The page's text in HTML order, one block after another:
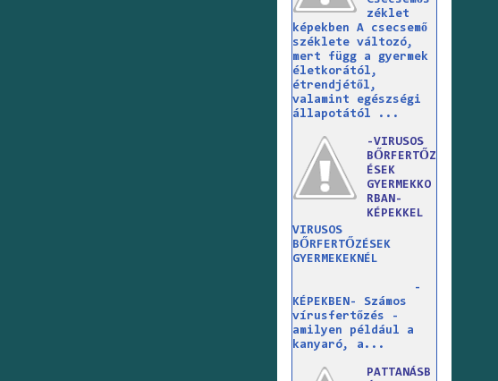
zéklet
képekben A csecsemő
széklete változó,
mert függ a gyermek
életkorától,
étrendjétől,
valamint egészségi
állapotától ...
-VIRUSOS
BŐRFERTŐZ
ÉSEK
GYERMEKKO
RBAN-
KÉPEKKEL
VIRUSOS
BŐRFERTŐZÉSEK
GYERMEKEKNÉL
-
KÉPEKBEN- Számos
vírusfertőzés -
amilyen például a
kanyaró, a...
PATTANÁSB